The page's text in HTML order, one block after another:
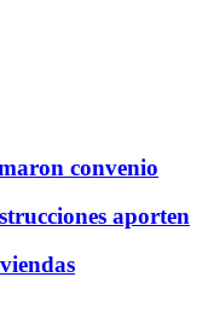
convenio
aporten